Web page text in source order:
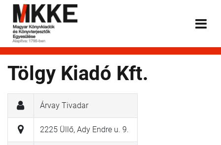
Tölgy Kiadó Kft.
Árvay Tivadar
2225 Üllő, Ady Endre u. 9.